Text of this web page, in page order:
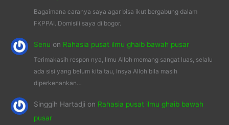
Bagaimana caranya saya agar bisa ikut bergabung dalam
FKPPAI. Domisili saya di bogor.
Senu on Rahasia pusat ilmu ghaib bawah pusar
Terimakasih respon nya, Ilmu Alloh memang sangat luas, selalu
ada sisi yang belum kita tau, Insya Alloh bila masih
diperkenankan…
Singgih Hartadjion Rahasia pusat ilmu ghaib bawah
pusar